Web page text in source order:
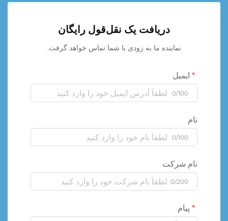
دریافت یک نقل‌قول رایگان
نماینده ما به زودی با شما تماس خواهد گرفت.
ایمیل
0/100
نام
0/100
نام شرکت
0/200
پیام